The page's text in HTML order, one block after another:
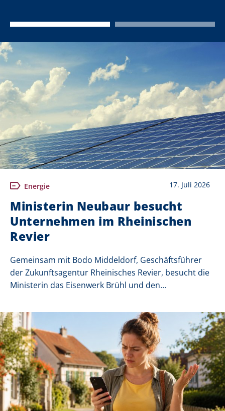
Energie 17. Juli 2026
Ministerin Neubaur besucht
Unternehmen im Rheinischen
Revier
Gemeinsam mit Bodo Middeldorf, Geschäftsführer
der Zukunftsagentur Rheinisches Revier, besucht die
Ministerin das Eisenwerk Brühl und den...